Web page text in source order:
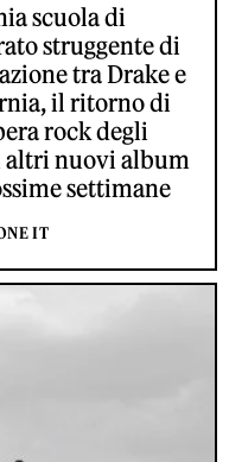
scuola di
struggente di
tra Drake e
il ritorno di
rock degli
altri nuovi album
settimane
IT